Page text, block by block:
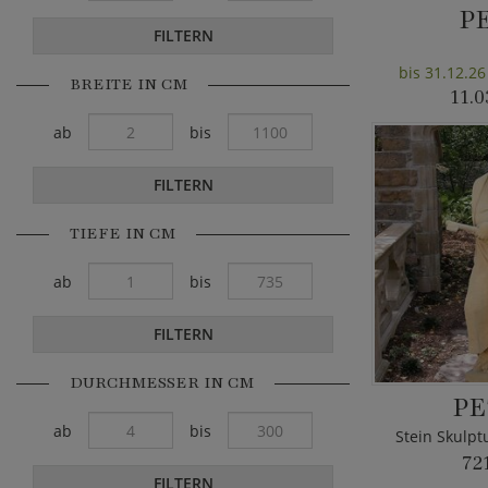
bis 31.12.26
Stein
FILTERN
BREITE IN CM
ab bis
FILTERN
TIEFE IN CM
ab bis
FILTERN
DURCHMESSER IN CM
ab bis
FILTERN